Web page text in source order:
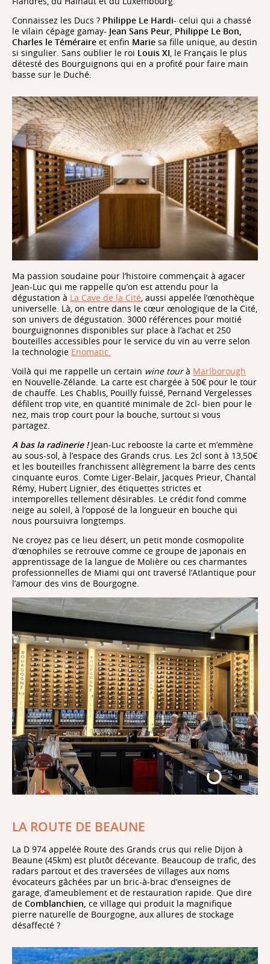
Capital
La Tribune
Connaissez les Ducs ? Philippe Le Hardi- celui qui a chassé
le vilain cépage gamay- Jean Sans Peur, Philippe Le Bon,
Charles le Téméraire et enfin Marie sa fille unique, au destin
si singulier. Sans oublier le roi Louis XI, le Français le plus
détesté des Bourguignons qui en a profité pour faire main
basse sur le Duché.
Ma passion soudaine pour l’histoire commençait à agacer
Jean-Luc qui me rappelle qu’on est attendu pour la
dégustation à La Cave de la Cité, aussi appelée l’œnothèque
universelle. Là, on entre dans le cœur œnologique de la Cité,
son univers de dégustation. 3000 références pour moitié
bourguignonnes disponibles sur place à l’achat et 250
bouteilles accessibles pour le service du vin au verre selon
la technologie Enomatic.
Voilà qui me rappelle un certain wine tourà Marlborough
en Nouvelle-Zélande. La carte est chargée à 50€ pour le tour
de chauffe. Les Chablis, Pouilly fuissé, Pernand Vergelesses
défilent trop vite, en quantité minimale de 2cl- bien pour le
nez, mais trop court pour la bouche, surtout si vous
partagez.
A bas la radinerie !Jean-Luc rebooste la carte et m’emmène
au sous-sol, à l’espace des Grands crus. Les 2cl sont à 13,50€
et les bouteilles franchissent allègrement la barre des cents
cinquante euros. Comte Liger-Belair, Jacques Prieur, Chantal
Rémy, Hubert Lignier, des étiquettes strictes et
intemporelles tellement désirables. Le crédit fond comme
neige au soleil, à l’opposé de la longueur en bouche qui
nous poursuivra longtemps.
Ne croyez pas ce lieu désert, un petit monde cosmopolite
d’œnophiles se retrouve comme ce groupe de japonais en
apprentissage de la langue de Molière ou ces charmantes
professionnelles de Miami qui ont traversé l’Atlantique pour
l’amour des vins de Bourgogne.
LA ROUTE DE BEAUNE
La D 974 appelée Route des Grands crus qui relie Dijon à
Beaune (45km) est plutôt décevante. Beaucoup de trafic, des
radars partout et des traversées de villages aux noms
évocateurs gâchées par un bric-à-brac d’enseignes de
garage, d’ameublement et de restauration rapide. Que dire
de Comblanchien, ce village qui produit la magnifique
pierre naturelle de Bourgogne, aux allures de stockage
désaffecté ?